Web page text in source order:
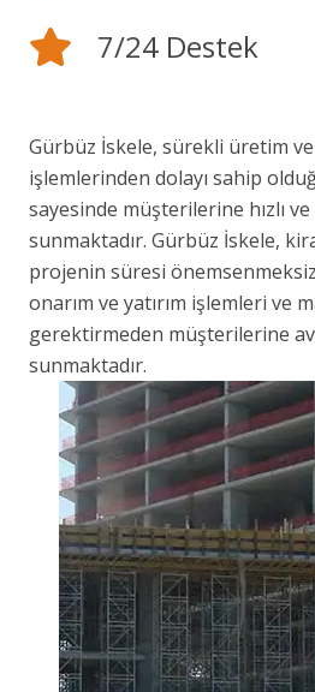
7/24 Destek
Gürbüz İskele, sürekli üretim
işlemlerinden dolayı sahip
sayesinde müşterilerine hızlı
sunmaktadır. Gürbüz İskele,
projenin süresi
onarım ve yatırım işlemleri ve
gerektirmeden müşterilerine
sunmaktadır.